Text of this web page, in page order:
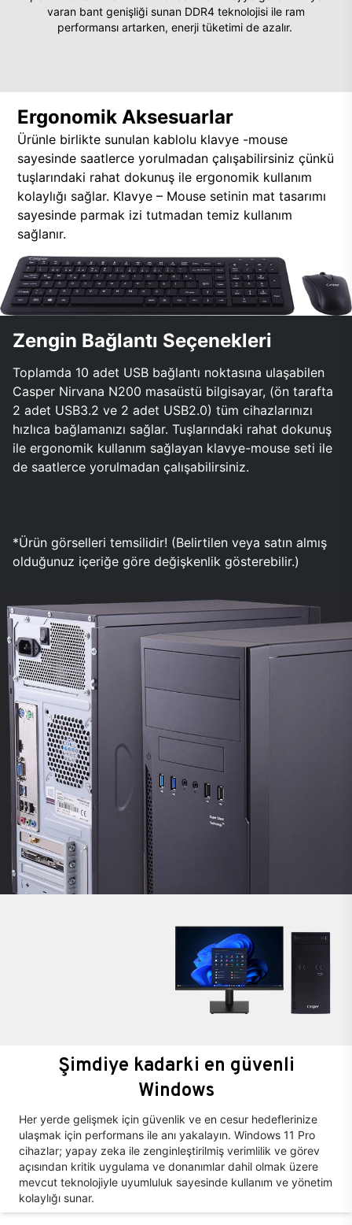
varan bant genişliği sunan DDR4 teknolojisi ile ram
performansı artarken, enerji tüketimi de azalır.
Ergonomik Aksesuarlar
Ürünle birlikte sunulan kablolu klavye -mouse
sayesinde saatlerce yorulmadan çalışabilirsiniz çünkü
tuşlarındaki rahat dokunuş ile ergonomik kullanım
kolaylığı sağlar. Klavye – Mouse setinin mat tasarımı
sayesinde parmak izi tutmadan temiz kullanım
sağlanır.
Zengin Bağlantı Seçenekleri
Toplamda 10 adet USB bağlantı noktasına ulaşabilen
Casper Nirvana N200 masaüstü bilgisayar, (ön tarafta
2 adet USB3.2 ve 2 adet USB2.0) tüm cihazlarınızı
hızlıca bağlamanızı sağlar. Tuşlarındaki rahat dokunuş
ile ergonomik kullanım sağlayan klavye-mouse seti ile
de saatlerce yorulmadan çalışabilirsiniz.
*Ürün görselleri temsilidir! (Belirtilen veya satın almış
olduğunuz içeriğe göre değişkenlik gösterebilir.)
Şimdiye kadarki en güvenli
Windows
Her yerde gelişmek için güvenlik ve en cesur hedeflerinize
ulaşmak için performans ile anı yakalayın. Windows 11 Pro
cihazlar; yapay zeka ile zenginleştirilmiş verimlilik ve görev
açısından kritik uygulama ve donanımlar dahil olmak üzere
mevcut teknolojiyle uyumluluk sayesinde kullanım ve yönetim
kolaylığı sunar.